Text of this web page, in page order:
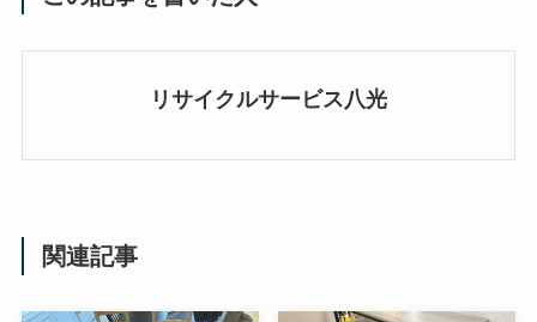
リサイクルサービス八光
関連記事